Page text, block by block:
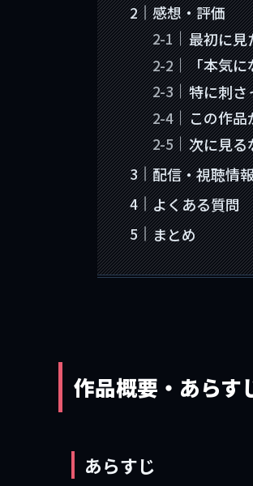
感想・評価
最初に
「本気に
特に刺さ
この作品
次に見る
配信・視聴情
よくある質問
まとめ
作品概要・あらす
あらすじ